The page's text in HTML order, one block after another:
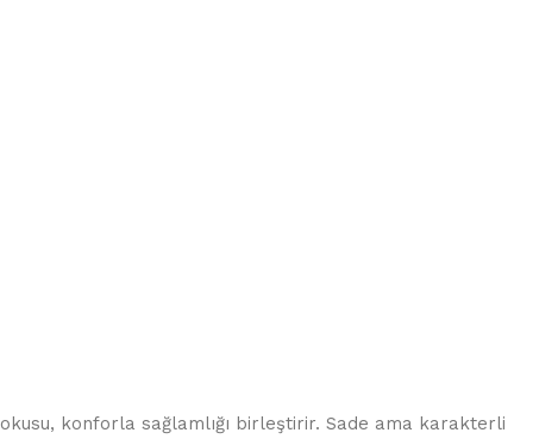
konforla sağlamlığı birleştirir. Sade ama karakterli